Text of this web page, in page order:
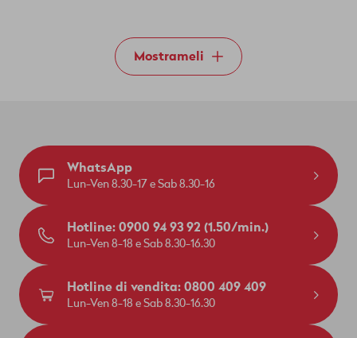
Mostrameli
WhatsApp
Lun-Ven 8.30-17 e Sab 8.30-16
Hotline: 0900 94 93 92 (1.50/min.)
Lun-Ven 8-18 e Sab 8.30-16.30
Hotline di vendita: 0800 409 409
Lun-Ven 8-18 e Sab 8.30-16.30